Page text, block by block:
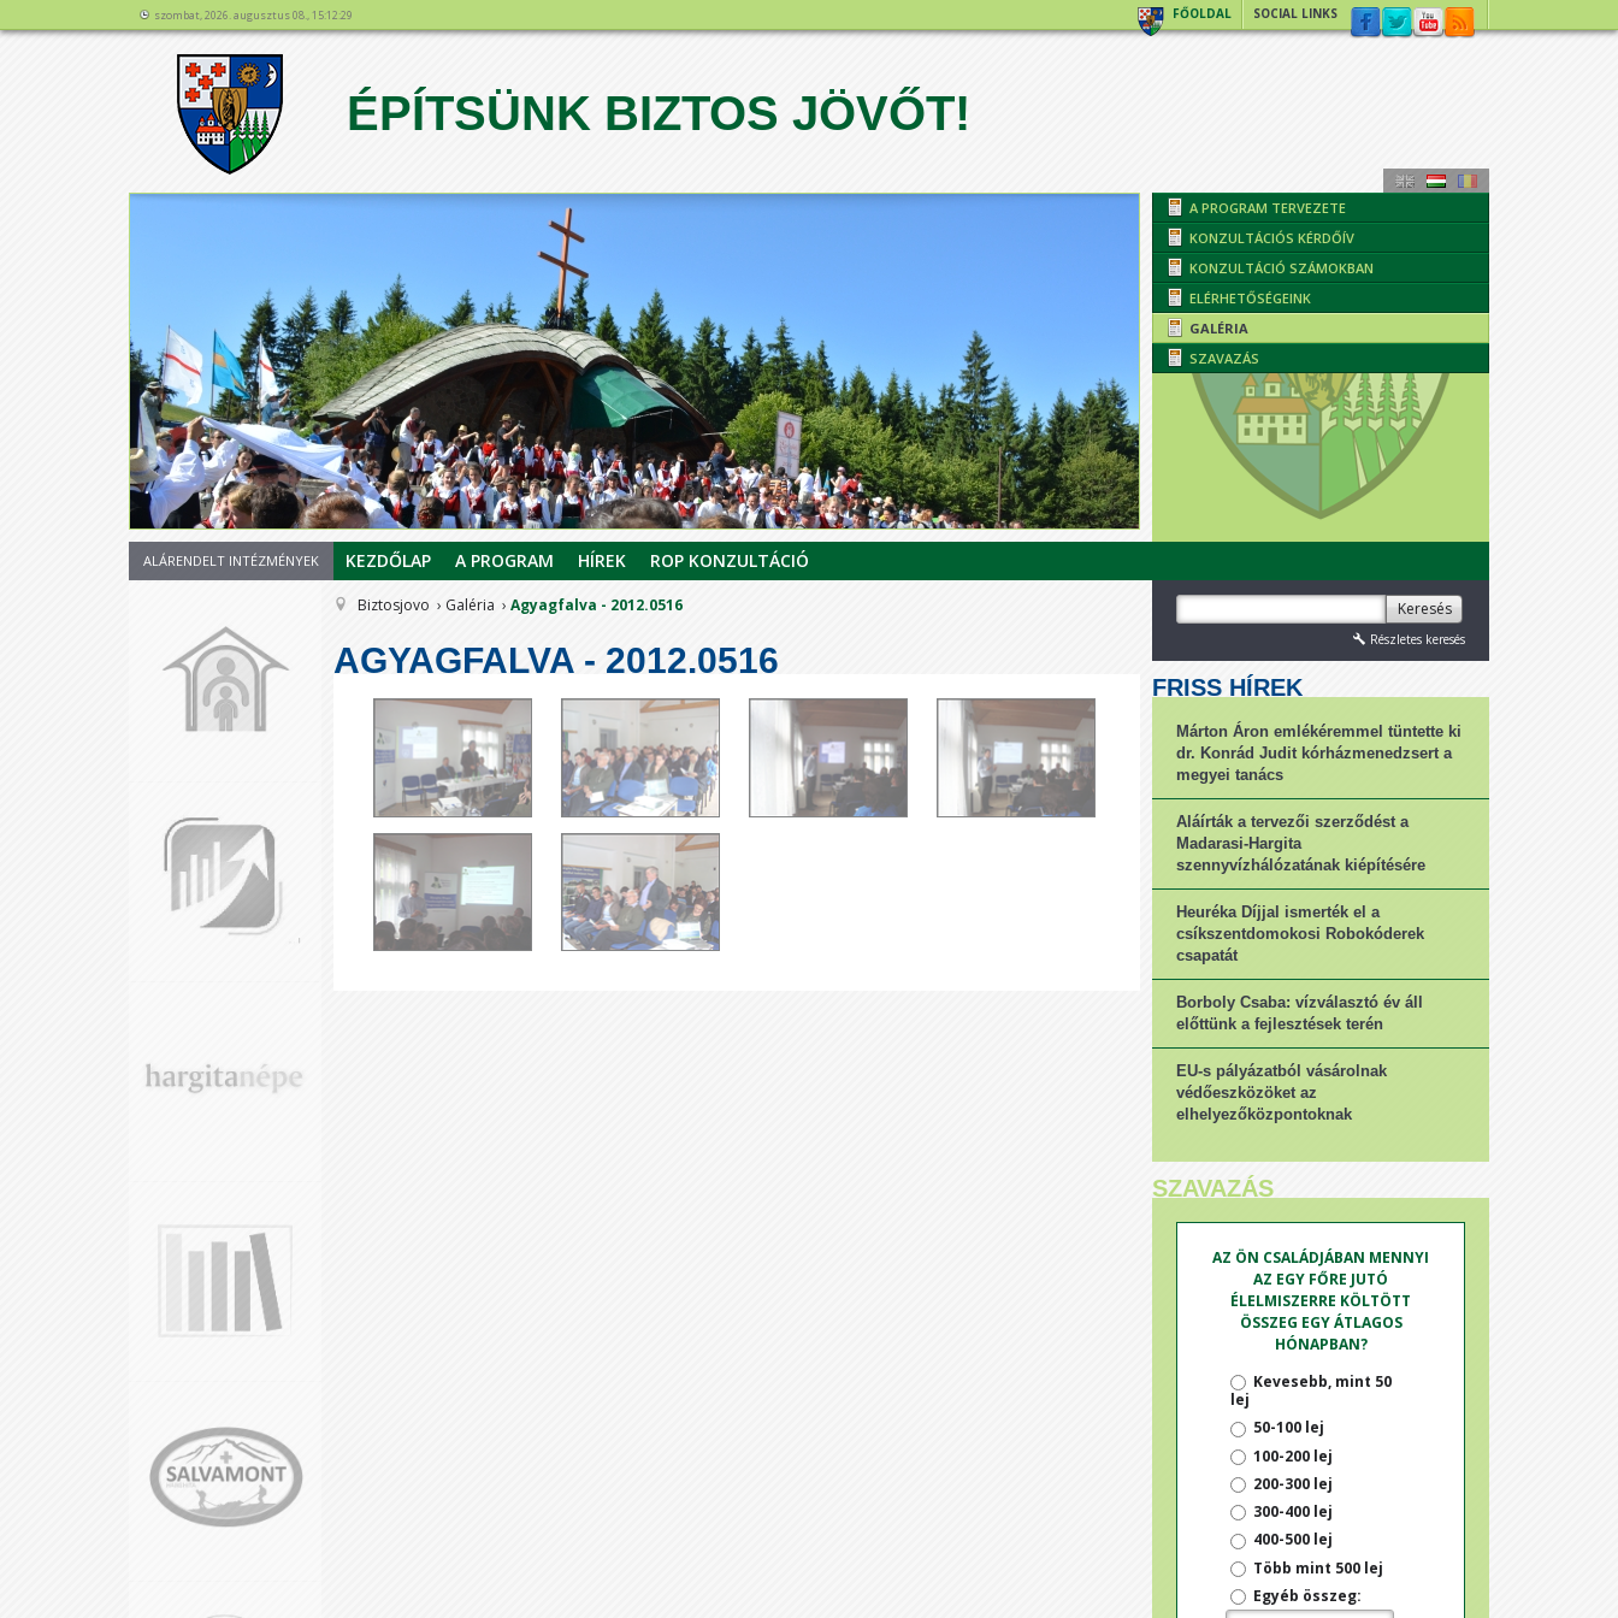
szombat, 2026. augusztus 08., 15:12:29 FŐOLDAL SOCIAL LINKS
ÉPÍTSÜNK BIZTOS JÖVŐT!
1234567
A PROGRAM TERVEZETE
KONZULTÁCIÓS KÉRDŐÍV
KONZULTÁCIÓ SZÁMOKBAN
ELÉRHETŐSÉGEINK
GALÉRIA
SZAVAZÁS
ALÁRENDELT INTÉZMÉNYEK KEZDŐLAP A PROGRAM HÍREK ROP KONZULTÁCIÓ
Biztosjovo Galéria Agyagfalva - 2012.0516
AGYAGFALVA - 2012.0516
Keresés
Részletes keresés
FRISS HÍREK
Márton Áron emlékéremmel tüntette ki
dr. Konrád Judit kórházmenedzsert a
megyei tanács
Aláírták a tervezői szerződést a
Madarasi-Hargita
szennyvízhálózatának kiépítésére
Heuréka Díjjal ismerték el a
csíkszentdomokosi Robokóderek
csapatát
Borboly Csaba: vízválasztó év áll
előttünk a fejlesztések terén
EU-s pályázatból vásárolnak
védőeszközöket az
elhelyezőközpontoknak
SZAVAZÁS
AZ ÖN CSALÁDJÁBAN MENNYI
AZ EGY FŐRE JUTÓ
ÉLELMISZERRE KÖLTÖTT
ÖSSZEG EGY ÁTLAGOS
HÓNAPBAN?
Kevesebb, mint 50
lej
50-100 lej
100-200 lej
200-300 lej
300-400 lej
400-500 lej
Több mint 500 lej
Egyéb összeg: